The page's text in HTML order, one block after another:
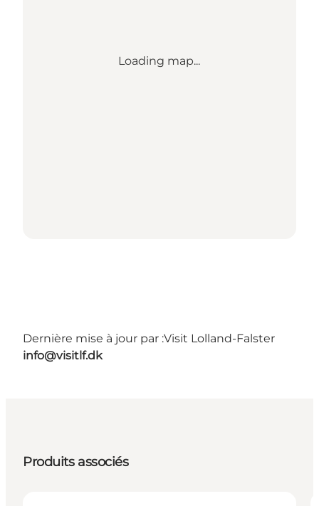
Loading map...
Dernière mise à jour par :Visit Lolland-Falster
info@visitlf.dk
Produits associés